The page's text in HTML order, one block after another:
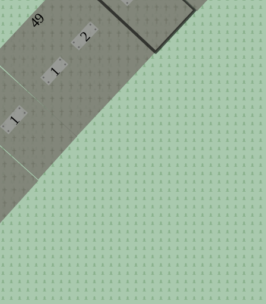
49
1
1
2